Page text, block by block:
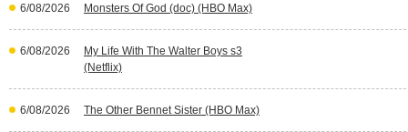
6/08/2026 Monsters Of God (doc) (HBO Max)
6/08/2026
My Life With The Walter Boys s3
(Netflix)
6/08/2026 The Other Bennet Sister (HBO Max)